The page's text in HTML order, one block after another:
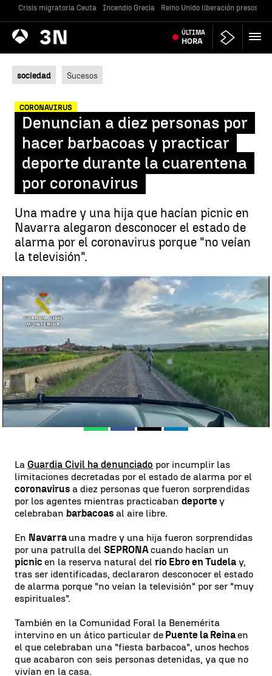
Crisis migratoria Ceuta Incendio Grecia Reino Unido liberación presos
Antena
3 Noticias ÚLTIMA
HORA
sociedad Sucesos
CORONAVIRUS
Denuncian a diez personas por
hacer barbacoas y practicar
deporte durante la cuarentena
por coronavirus
Una madre y una hija que hacían picnic en
Navarra alegaron desconocer el estado de
alarma por el coronavirus porque "no veían
la televisión".
Denuncian a diez personas por hacer barbacoas y practicar deporte
durante la cuarentena por coronavirus |
Antena 3 Noticias
Antena 3 Noticias
Publicado:21 de abril de 2020, 12:36
WhatsappFacebook Linkedin
La Guardia Civil ha denunciado por incumplir las
limitaciones decretadas por el estado de alarma por el
coronavirus a diez personas que fueron sorprendidas
por los agentes mientras practicaban deporte y
celebraban barbacoas al aire libre.
En Navarra una madre y una hija fueron sorprendidas
por una patrulla del SEPRONAcuando hacían un
picnic en la reserva natural del río Ebro en Tudela y,
tras ser identificadas, declararon desconocer el estado
de alarma porque "no veían la televisión" por ser "muy
espirituales".
También en la Comunidad Foral la Benemérita
intervino en un ático particular de Puente la Reinaen
el que celebraban una "fiesta barbacoa", unos hechos
que acabaron con seis personas detenidas, ya que no
vivían en la casa.